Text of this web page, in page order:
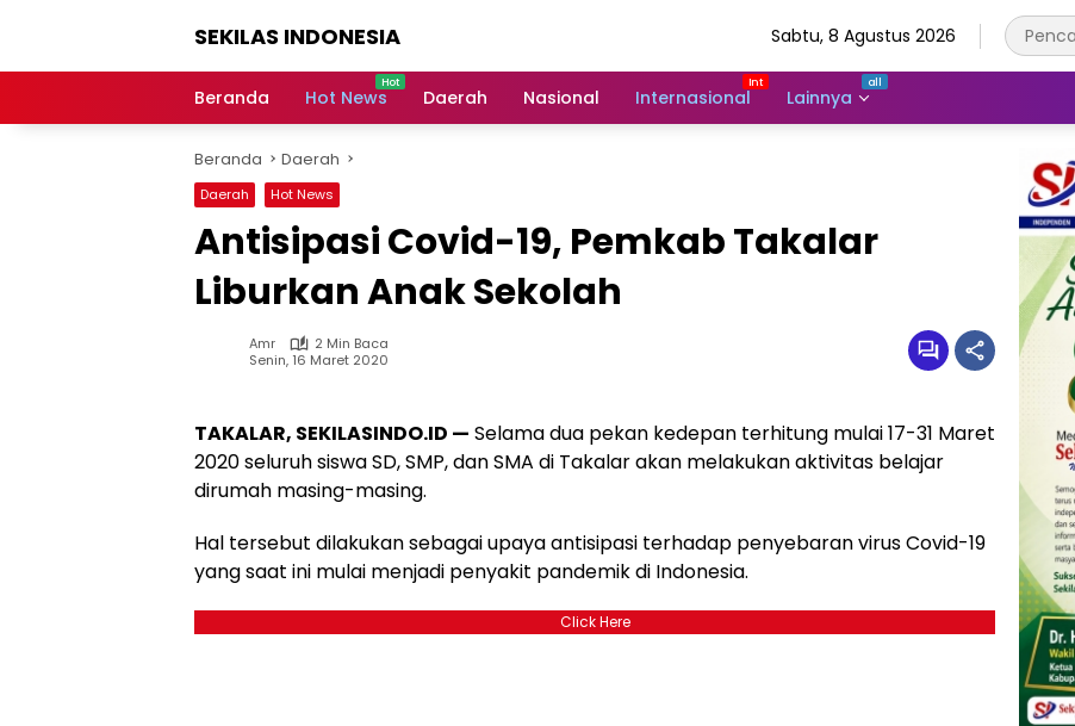
SEKILAS INDONESIA
Terkini,
Latest
World,
Headlines,
News
Sabtu, 8 Agustus 2026
Beranda Hot News Daerah Nasional Internasional Lainnya
Beranda Daerah
Daerah Hot News
Antisipasi Covid-19, Pemkab Takalar
Liburkan Anak Sekolah
Amr
2 Min Baca
Senin, 16 Maret 2020
TAKALAR, SEKILASINDO.ID — Selama dua pekan kedepan terhitung mulai 17-31 Maret
2020 seluruh siswa SD, SMP, dan SMA di Takalar akan melakukan aktivitas belajar
dirumah masing-masing.
Hal tersebut dilakukan sebagai upaya antisipasi terhadap penyebaran virus Covid-19
yang saat ini mulai menjadi penyakit pandemik di Indonesia.
Click Here